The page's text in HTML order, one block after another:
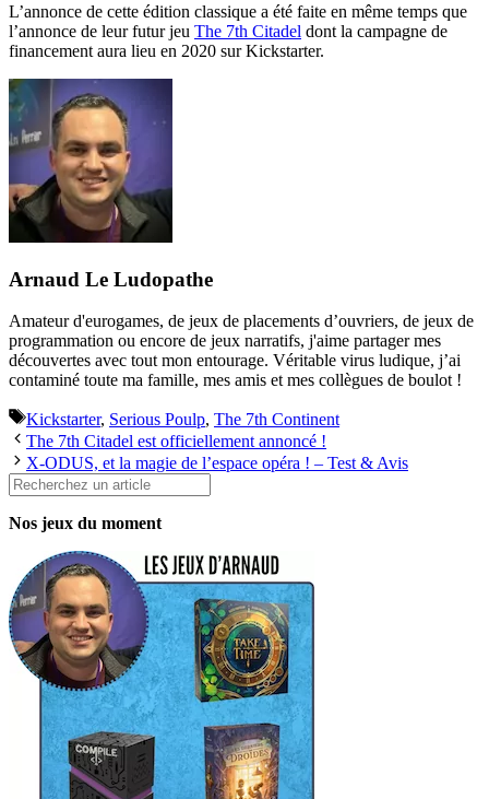
L’annonce de cette édition classique a été faite en même temps que
l’annonce de leur futur jeu The 7th Citadel dont la campagne de
financement aura lieu en 2020 sur Kickstarter.
Arnaud Le Ludopathe
Amateur d'eurogames, de jeux de placements d’ouvriers, de jeux de
programmation ou encore de jeux narratifs, j'aime partager mes
découvertes avec tout mon entourage. Véritable virus ludique, j’ai
contaminé toute ma famille, mes amis et mes collègues de boulot !
Étiquettes
Kickstarter, Serious Poulp, The 7th Continent
The 7th Citadel est officiellement annoncé !
X-ODUS, et la magie de l’espace opéra ! – Test & Avis
Rechercher
Nos jeux du moment